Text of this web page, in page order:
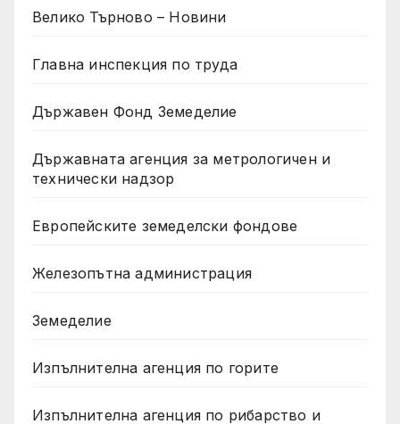
Велико Търново – Новини
Главна инспекция по труда
Държавен Фонд Земеделие
Държавната агенция за метрологичен и
технически надзор
Европейските земеделски фондове
Железопътна администрация
Земеделие
Изпълнителна агенция по горите
Изпълнителна агенция по рибарство и